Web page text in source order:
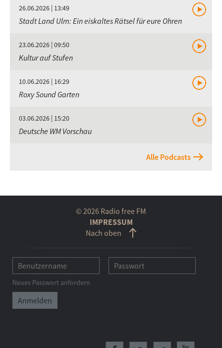
26.06.2026 | 13:49
Stadt Land Ulm: Ein eiskaltes Rätsel für eure Ohren
23.06.2026 | 09:50
Kultur auf Stufen
10.06.2026 | 16:29
Roxy Sound Garten
03.06.2026 | 15:20
Deutsche WM Vorschau
Alle Podcasts
© 2026 Radio free FM
IMPRESSUM
Nach oben
Neues Passwort anfordern